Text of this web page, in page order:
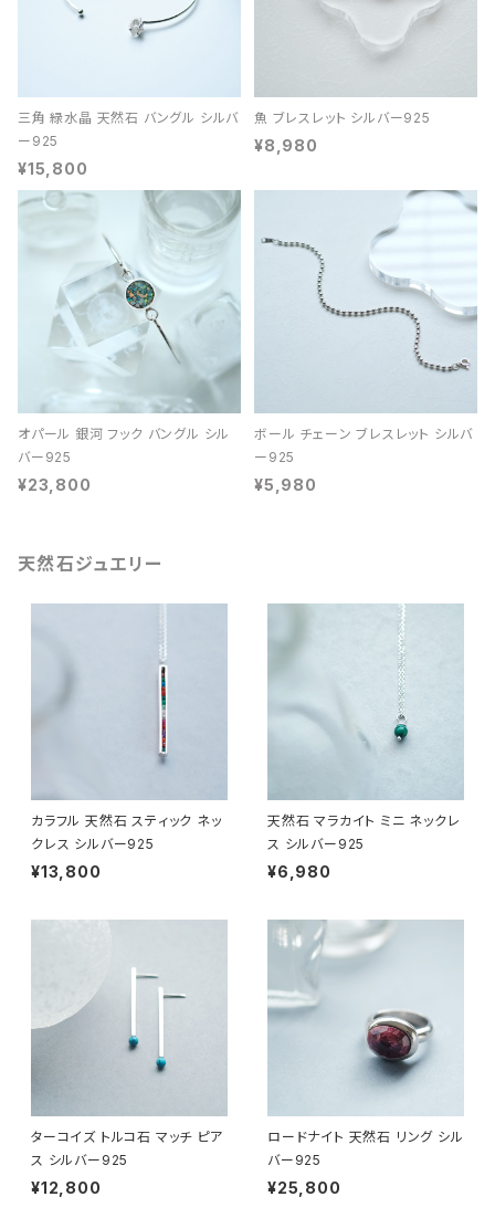
三角 緑水晶 天然石 バングル シルバ
ー925
¥15,800
魚 ブレスレット シルバー925
¥8,980
オパール 銀河 フック バングル シル
バー925
¥23,800
ボール チェーン ブレスレット シルバ
ー925
¥5,980
天然石ジュエリー
カラフル 天然石 スティック ネッ
クレス シルバー925
¥13,800
天然石 マラカイト ミニ ネックレ
ス シルバー925
¥6,980
ターコイズ トルコ石 マッチ ピア
ス シルバー925
¥12,800
ロードナイト 天然石 リング シル
バー925
¥25,800